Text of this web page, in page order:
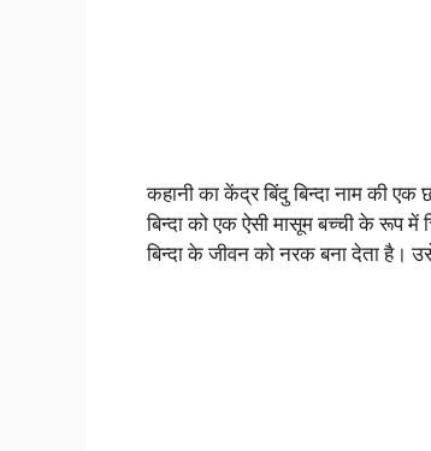
कहानी का केंद्र बिंदु बिन्दा नाम की
बिन्दा को एक ऐसी मासूम बच्ची के रूप में
बिन्दा के जीवन को नरक बना देता है।